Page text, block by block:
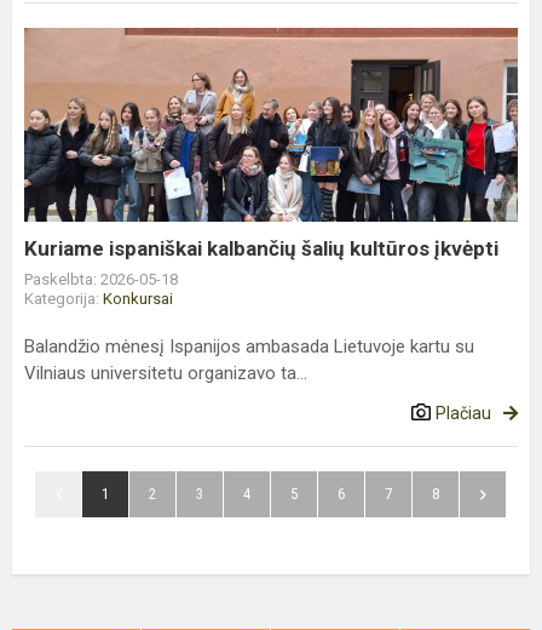
kalbančių
šalių
kultūros
įkvėpti
Kuriame ispaniškai kalbančių šalių kultūros įkvėpti
Paskelbta: 2026-05-18
Kategorija: Konkursai
Balandžio mėnesį Ispanijos ambasada Lietuvoje kartu su
Vilniaus universitetu organizavo ta...
Plačiau
1 2 3 4 5 6 7 8